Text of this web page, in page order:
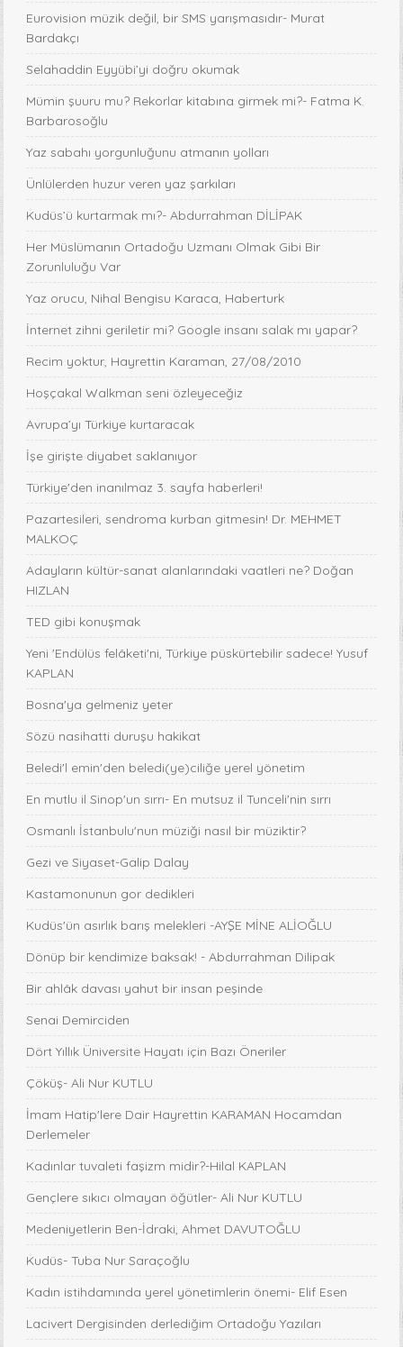
Eurovision müzik değil, bir SMS yarışmasıdır- Murat
Bardakçı
Selahaddin Eyyübi’yi doğru okumak
Mümin şuuru mu? Rekorlar kitabına girmek mi?- Fatma K.
Barbarosoğlu
Yaz sabahı yorgunluğunu atmanın yolları
Ünlülerden huzur veren yaz şarkıları
Kudüs’ü kurtarmak mı?- Abdurrahman DİLİPAK
Her Müslümanın Ortadoğu Uzmanı Olmak Gibi Bir
Zorunluluğu Var
Yaz orucu, Nihal Bengisu Karaca, Haberturk
İnternet zihni geriletir mi? Google insanı salak mı yapar?
Recim yoktur, Hayrettin Karaman, 27/08/2010
Hoşçakal Walkman seni özleyeceğiz
Avrupa’yı Türkiye kurtaracak
İşe girişte diyabet saklanıyor
Türkiye'den inanılmaz 3. sayfa haberleri!
Pazartesileri, sendroma kurban gitmesin! Dr. MEHMET
MALKOÇ
Adayların kültür-sanat alanlarındaki vaatleri ne? Doğan
HIZLAN
TED gibi konuşmak
Yeni 'Endülüs felâketi'ni, Türkiye püskürtebilir sadece! Yusuf
KAPLAN
Bosna'ya gelmeniz yeter
Sözü nasihatti duruşu hakikat
Beledi'l emin'den beledi(ye)ciliğe yerel yönetim
En mutlu il Sinop'un sırrı- En mutsuz il Tunceli'nin sırrı
Osmanlı İstanbulu'nun müziği nasıl bir müziktir?
Gezi ve Siyaset-Galip Dalay
Kastamonunun gor dedikleri
Kudüs'ün asırlık barış melekleri -AYŞE MİNE ALİOĞLU
Dönüp bir kendimize baksak! - Abdurrahman Dilipak
Bir ahlâk davası yahut bir insan peşinde
Senai Demirciden
Dört Yıllık Üniversite Hayatı için Bazı Öneriler
Çöküş- Ali Nur KUTLU
İmam Hatip'lere Dair Hayrettin KARAMAN Hocamdan
Derlemeler
Kadınlar tuvaleti faşizm midir?-Hilal KAPLAN
Gençlere sıkıcı olmayan öğütler- Ali Nur KUTLU
Medeniyetlerin Ben-İdraki, Ahmet DAVUTOĞLU
Kudüs- Tuba Nur Saraçoğlu
Kadın istihdamında yerel yönetimlerin önemi- Elif Esen
Lacivert Dergisinden derlediğim Ortadoğu Yazıları